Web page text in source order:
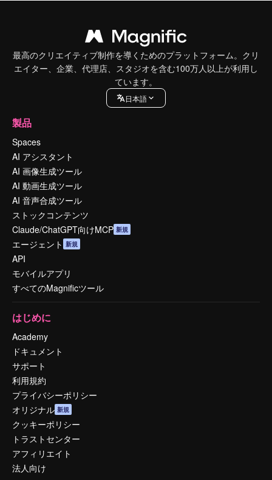
最高のクリエイティブ制作を導くためのプラットフォーム。クリ
エイター、企業、代理店、スタジオを含む100万人以上が利用し
ています。
日本語
製品
Spaces
AI アシスタント
AI 画像生成ツール
AI 動画生成ツール
AI 音声合成ツール
ストックコンテンツ
Claude/ChatGPT向けMCP 新規
エージェント 新規
API
モバイルアプリ
すべてのMagnificツール
はじめに
Academy
ドキュメント
サポート
利用規約
プライバシーポリシー
オリジナル 新規
クッキーポリシー
トラストセンター
アフィリエイト
法人向け